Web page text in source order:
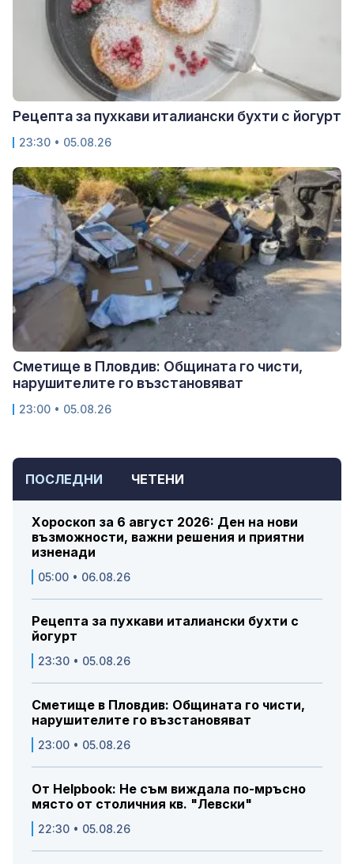
ПОСЛЕДНИ ЧЕТЕНИ
Хороскоп за 6 август 2026: Ден на нови
възможности, важни решения и приятни
изненади
05:00 • 06.08.26
Рецепта за пухкави италиански бухти с
йогурт
23:30 • 05.08.26
Сметище в Пловдив: Общината го чисти,
нарушителите го възстановяват
23:00 • 05.08.26
От Helpbook: Не съм виждала по-мръсно
място от столичния кв. "Левски"
22:30 • 05.08.26
Рецепта за пухкави италиански бухти с йогурт
23:30 • 05.08.26
Сметище в Пловдив: Общината го чисти,
нарушителите го възстановяват
23:00 • 05.08.26